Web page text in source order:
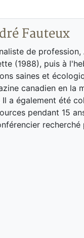
Fauteux
de
(1988), puis à
saines et
canadien en la
Il a également été
pendant 15